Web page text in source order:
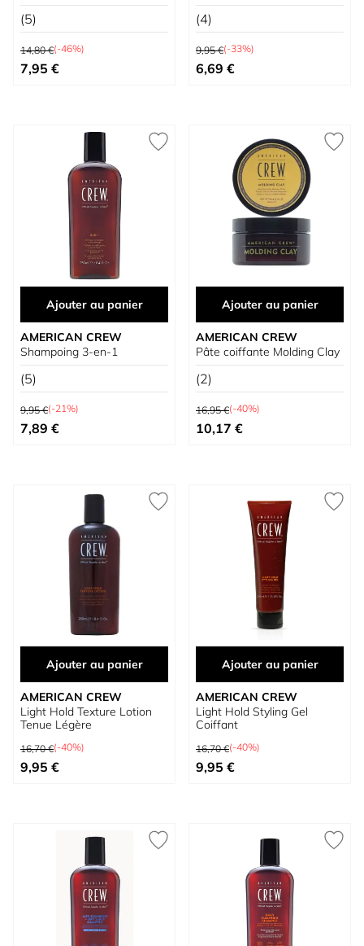
(5)
Prix normal
14,80 €(-46%)
Prix spécial
7,95 €
(4)
Prix normal
9,95 €(-33%)
Prix spécial
6,69 €
Ajouter au panier
AMERICAN CREW
Shampoing 3-en-1
(5)
Prix normal
9,95 €(-21%)
Prix spécial
7,89 €
Ajouter au panier
AMERICAN CREW
Pâte coiffante Molding Clay
(2)
Prix normal
16,95 €(-40%)
Prix spécial
10,17 €
Ajouter au panier
AMERICAN CREW
Light Hold Texture Lotion
Tenue Légère
Prix normal
16,70 €(-40%)
Prix spécial
9,95 €
Ajouter au panier
AMERICAN CREW
Light Hold Styling Gel
Coiffant
Prix normal
16,70 €(-40%)
Prix spécial
9,95 €